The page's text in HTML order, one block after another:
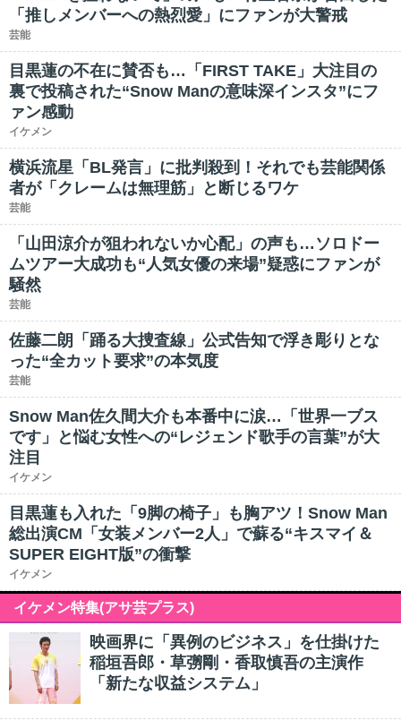
「推しメンバーへの熱烈愛」にファンが大警戒
芸能
目黒蓮の不在に賛否も…「FIRST TAKE」大注目の
裏で投稿された“Snow Manの意味深インスタ”にフ
ァン感動
イケメン
横浜流星「BL発言」に批判殺到！それでも芸能関係
者が「クレームは無理筋」と断じるワケ
芸能
「山田涼介が狙われないか心配」の声も…ソロドー
ムツアー大成功も“人気女優の来場”疑惑にファンが
騒然
芸能
佐藤二朗「踊る大捜査線」公式告知で浮き彫りとな
った“全カット要求”の本気度
芸能
Snow Man佐久間大介も本番中に涙…「世界一ブス
です」と悩む女性への“レジェンド歌手の言葉”が大
注目
イケメン
目黒蓮も入れた「9脚の椅子」も胸アツ！Snow Man
総出演CM「女装メンバー2人」で蘇る“キスマイ＆
SUPER EIGHT版”の衝撃
イケメン
イケメン特集(アサ芸プラス)
映画界に「異例のビジネス」を仕掛けた
稲垣吾郎・草彅剛・香取慎吾の主演作
「新たな収益システム」